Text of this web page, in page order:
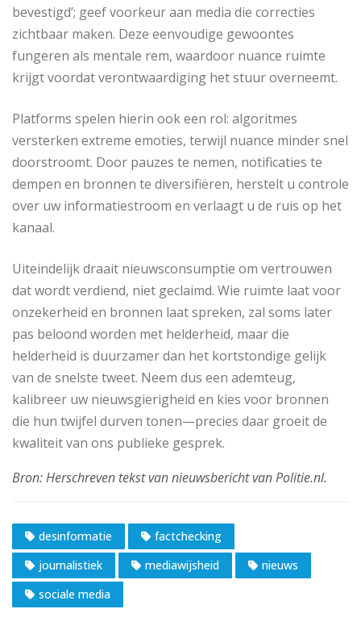
bevestigd’; geef voorkeur aan media die correcties
zichtbaar maken. Deze eenvoudige gewoontes
fungeren als mentale rem, waardoor nuance ruimte
krijgt voordat verontwaardiging het stuur overneemt.
Platforms spelen hierin ook een rol: algoritmes
versterken extreme emoties, terwijl nuance minder snel
doorstroomt. Door pauzes te nemen, notificaties te
dempen en bronnen te diversifiëren, herstelt u controle
over uw informatiestroom en verlaagt u de ruis op het
kanaal.
Uiteindelijk draait nieuwsconsumptie om vertrouwen
dat wordt verdiend, niet geclaimd. Wie ruimte laat voor
onzekerheid en bronnen laat spreken, zal soms later
pas beloond worden met helderheid, maar die
helderheid is duurzamer dan het kortstondige gelijk
van de snelste tweet. Neem dus een ademteug,
kalibreer uw nieuwsgierigheid en kies voor bronnen
die hun twijfel durven tonen—precies daar groeit de
kwaliteit van ons publieke gesprek.
desinformatie
factchecking
journalistiek
mediawijsheid
nieuws
sociale media